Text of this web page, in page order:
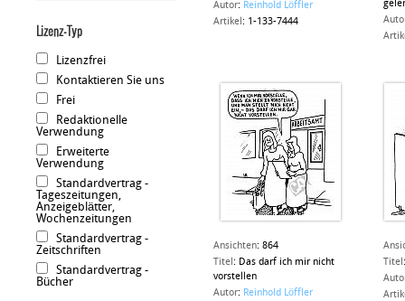
Lizenz-Typ
Lizenzfrei
Kontaktieren Sie uns
Frei
Redaktionelle
Verwendung
Erweiterte
Verwendung
Standardvertrag -
Tageszeitungen,
Anzeigeblätter,
Wochenzeitungen
Standardvertrag -
Zeitschriften
Standardvertrag -
Bücher
Autor: Reinhold Löffler
Artikel : 1-133-7444
Ansichten: 864
Titel : Das darf ich mir nicht
vorstellen
Autor: Reinhold Löffler
Titel